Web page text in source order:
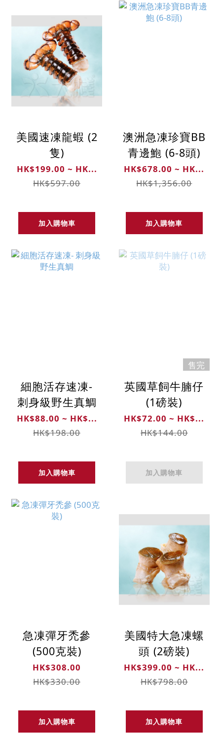
美國速凍龍蝦 (2
隻)
HK$199.00 ~ HK...
HK$597.00
加入購物車
澳洲急凍珍寶BB
青邊鮑 (6-8頭)
HK$678.00 ~ HK...
HK$1,356.00
加入購物車
細胞活存速凍-
刺身級野生真鯛
HK$88.00 ~ HK$...
HK$198.00
加入購物車
售完
英國草飼牛腩仔
(1磅裝)
HK$72.00 ~ HK$...
HK$144.00
加入購物車
急凍彈牙禿參
(500克裝)
HK$308.00
HK$330.00
加入購物車
美國特大急凍螺
頭 (2磅裝)
HK$399.00 ~ HK...
HK$798.00
加入購物車